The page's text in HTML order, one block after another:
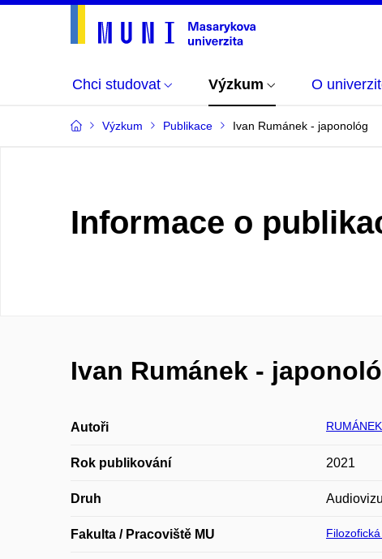
Chci studovat Výzkum O
Výzkum Publikace Ivan Rumánek - japonológ
Informace o
Ivan Rumánek -
Autoři
Rok publikování 2021
Druh
Fakulta / Pracoviště MU